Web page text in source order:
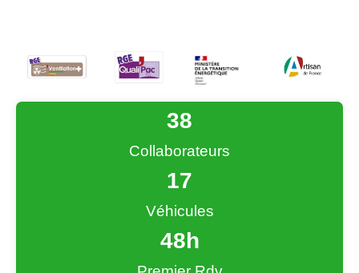
Collaborateurs
38
Véhicules
17
48h